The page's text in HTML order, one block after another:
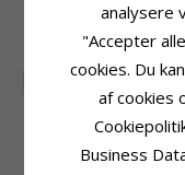
KUNDER
30%
analysere
"Accepter
cookies. Du
af cookies
Business